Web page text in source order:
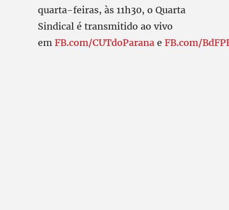
quarta-feiras, às 11h30, o Quarta
Sindical é transmitido ao vivo
em FB.com/CUTdoParana e FB.com/